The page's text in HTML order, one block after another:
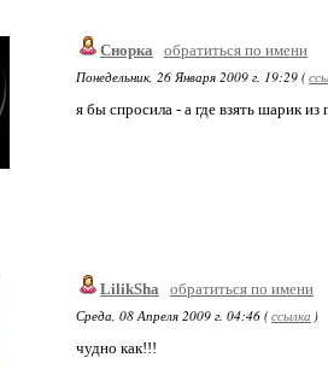
Снорка
обратиться по имени
Понедельник, 26 Января 2009 г. 19:29 (
я бы спросила - а где взять шарик из
LilikSha
обратиться по имени
Среда, 08 Апреля 2009 г. 04:46 (ссылка )
чудно как!!!